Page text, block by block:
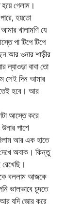
গেলাম।
হয়তো
খালামণি যে
পা টিপে টিপে
আর ওনার শাড়ীর
বাবা তো
সেই দিন আমার
হবে। আর
আস্তে করে
পাশে
আর এক হাতে
অবাক। কিন্তু
বললাম আজকে
ভালভাবে চুদতে
যদি জোর করে